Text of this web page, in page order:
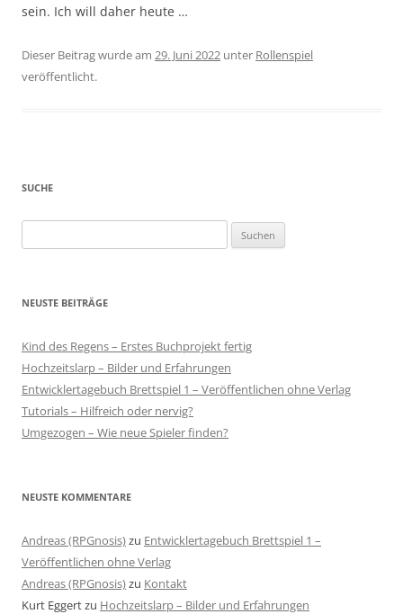
sein. Ich will daher heute …
Dieser Beitrag wurde am 29. Juni 2022 unter Rollenspiel
veröffentlicht.
SUCHE
nach:
NEUSTE BEITRÄGE
Kind des Regens – Erstes Buchprojekt fertig
Hochzeitslarp – Bilder und Erfahrungen
Entwicklertagebuch Brettspiel 1 – Veröffentlichen ohne Verlag
Tutorials – Hilfreich oder nervig?
Umgezogen – Wie neue Spieler finden?
NEUSTE KOMMENTARE
Andreas (RPGnosis)zu Entwicklertagebuch Brettspiel 1 –
Veröffentlichen ohne Verlag
Andreas (RPGnosis)zu Kontakt
Kurt Eggertzu Hochzeitslarp – Bilder und Erfahrungen